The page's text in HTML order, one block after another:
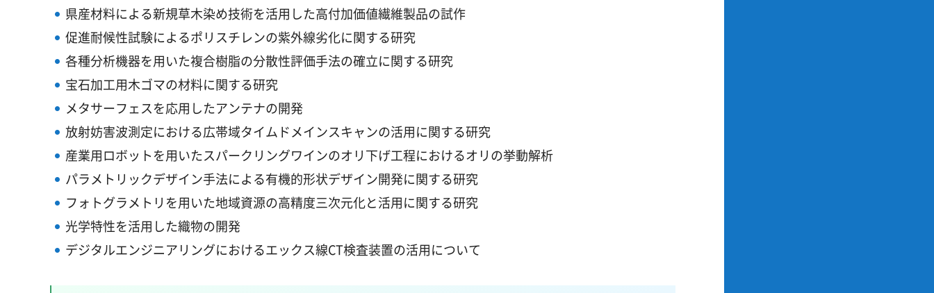
県産材料による新規草木染め技術を活用した高付加価値繊維製品の試作
促進耐候性試験によるポリスチレンの紫外線劣化に関する研究
各種分析機器を用いた複合樹脂の分散性評価手法の確立に関する研究
宝石加工用木ゴマの材料に関する研究
メタサーフェスを応用したアンテナの開発
放射妨害波測定における広帯域タイムドメインスキャンの活用に関する研究
産業用ロボットを用いたスパークリングワインのオリ下げ工程におけるオリの挙動解析
パラメトリックデザイン手法による有機的形状デザイン開発に関する研究
フォトグラメトリを用いた地域資源の高精度三次元化と活用に関する研究
光学特性を活用した織物の開発
デジタルエンジニアリングにおけるエックス線CT検査装置の活用について